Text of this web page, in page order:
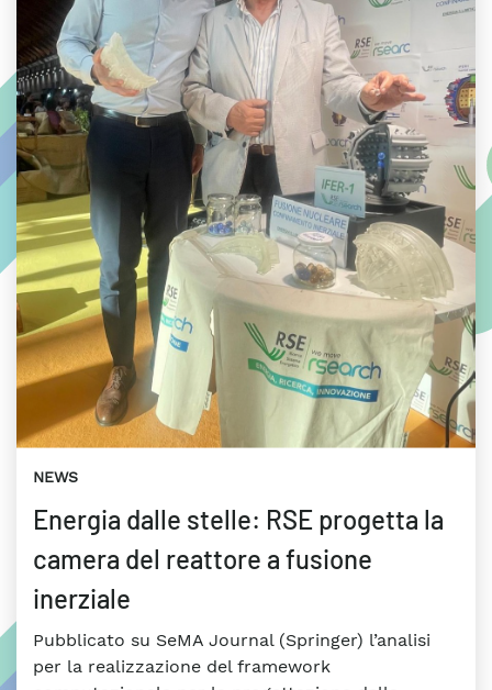
NEWS
Energia dalle stelle: RSE progetta la
camera del reattore a fusione
inerziale
Pubblicato su SeMA Journal (Springer) l’analisi
per la realizzazione del framework